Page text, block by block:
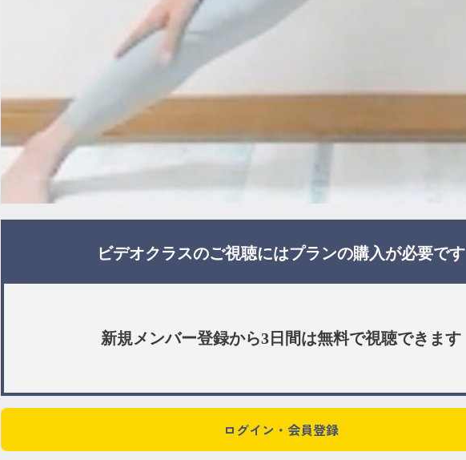
ビデオクラスのご視聴にはプランの購入が必要です
新規メンバー登録から3日間は無料で視聴できます
ログイン・会員登録